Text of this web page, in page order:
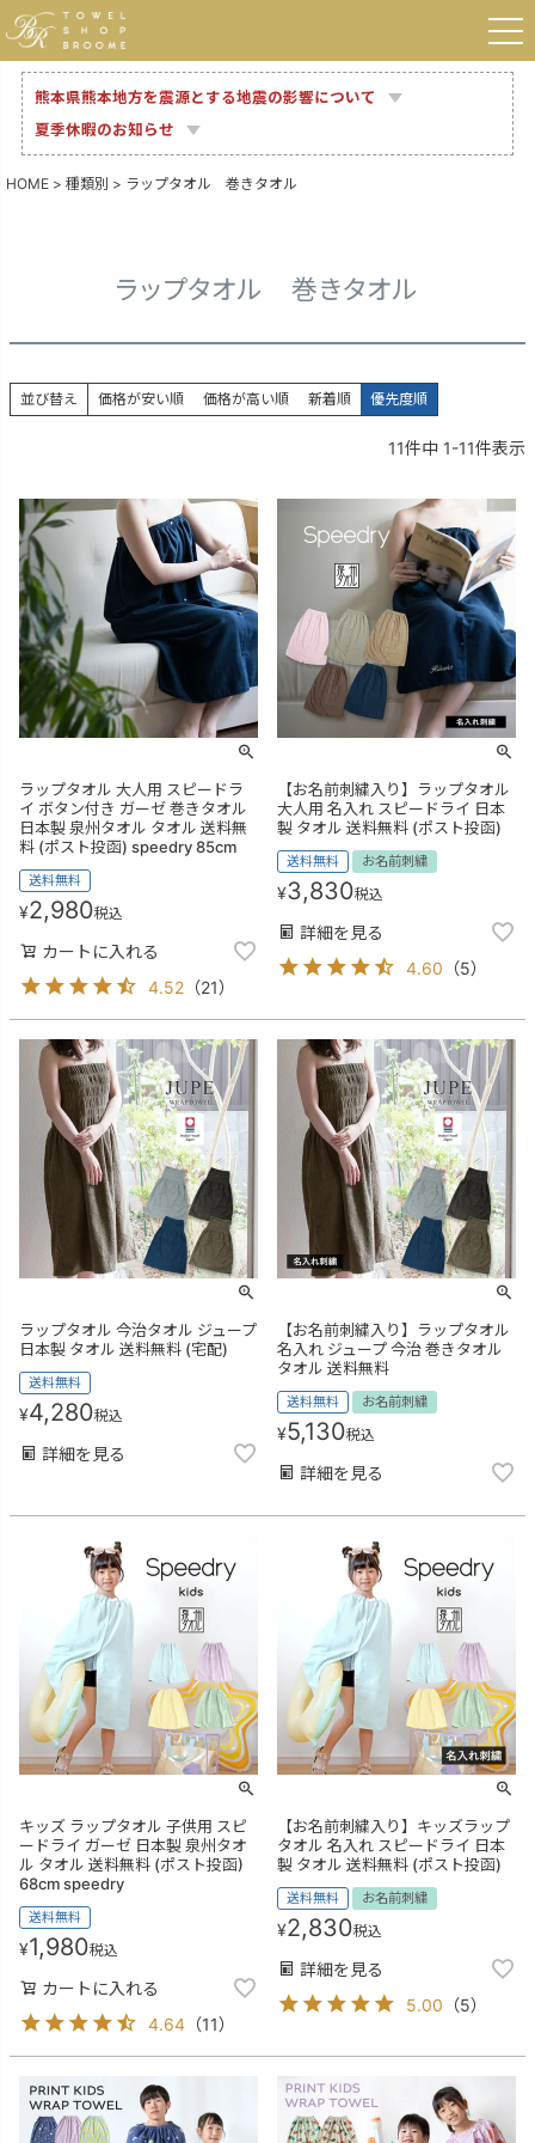
熊本県熊本地方を震源とする地震の影響について
夏季休暇のお知らせ
HOME 種類別 ラップタオル 巻きタオル
ラップタオル 巻きタオル
並び替え 価格が安い順 価格が高い順 新着順 優先度順
11件中 1-11件表示
ラップタオル 大人用 スピードラ
イ ボタン付き ガーゼ 巻きタオル
日本製 泉州タオル タオル 送料無
料 (ポスト投函) speedry 85cm
送料無料
¥2,980税込
カートに入れる
4.52 （21）
【お名前刺繍入り】ラップタオル
大人用 名入れ スピードライ 日本
製 タオル 送料無料 (ポスト投函)
送料無料 お名前刺繍
¥3,830税込
詳細を見る
4.60 （5）
ラップタオル 今治タオル ジュープ
日本製 タオル 送料無料 (宅配)
送料無料
¥4,280税込
詳細を見る
【お名前刺繍入り】ラップタオル
名入れ ジュープ 今治 巻きタオル
タオル 送料無料
送料無料 お名前刺繍
¥5,130税込
詳細を見る
キッズ ラップタオル 子供用 スピ
ードライ ガーゼ 日本製 泉州タオ
ル タオル 送料無料 (ポスト投函)
68cm speedry
送料無料
¥1,980税込
カートに入れる
4.64 （11）
【お名前刺繍入り】キッズラップ
タオル 名入れ スピードライ 日本
製 タオル 送料無料 (ポスト投函)
送料無料 お名前刺繍
¥2,830税込
詳細を見る
5.00 （5）